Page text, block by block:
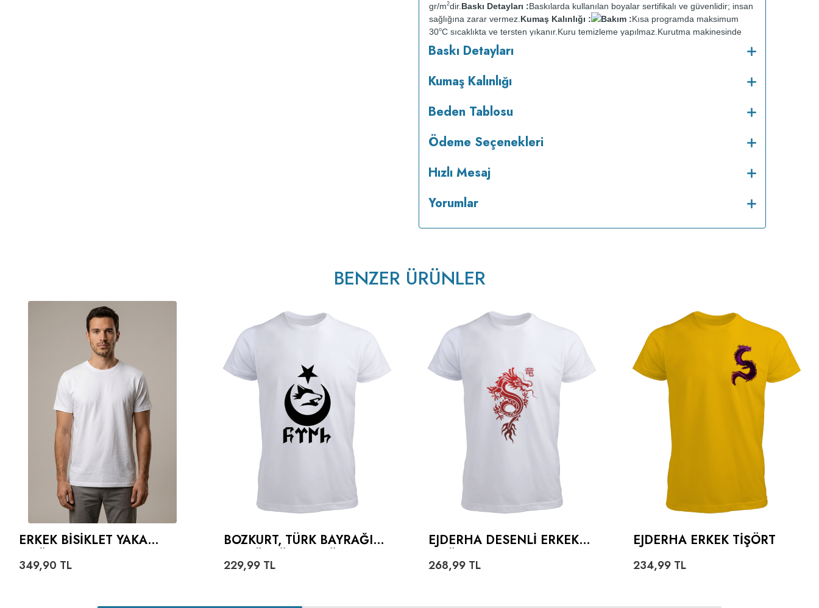
gr/m2dir. Baskı Detayları :Baskılarda kullanılan boyalar sertifikalı ve güvenlidir; insan
sağlığına zarar vermez. Kumaş Kalınlığı : Bakım :Kısa programda maksimum
30oC sıcaklıkta ve tersten yıkanır. Kuru temizleme yapılmaz. Kurutma makinesinde
kurutulmaz.
Orta ısıda ve tersten ütülenir.
Baskı Detayları
Kumaş Kalınlığı
Beden Tablosu
Ödeme Seçenekleri
Hızlı Mesaj
Yorumlar
BENZER ÜRÜNLER
ERKEK BISIKLET YAKA
349,90 TL
BOZKURT, TÜRK BAYRAĞI
YAZILI ERKEK TIŞÖRT
229,99 TL
EJDERHA DESENLI ERKEK
268,99 TL
EJDERHA ERKEK TIŞÖRT
234,99 TL